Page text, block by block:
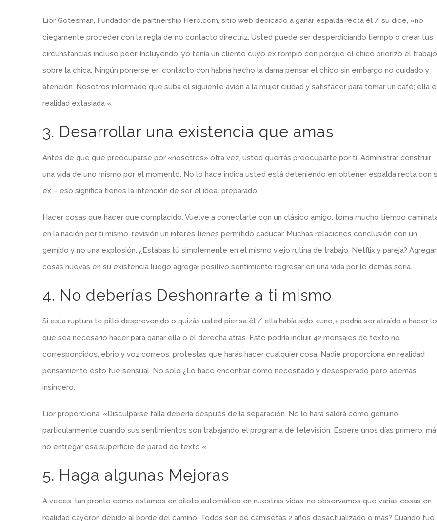
Lior Gotesman, Fundador de partnership Hero.com, sitio web dedicado a ganar espalda recta él / su ​​dice, «no
ciegamente proceder con la regla de no contacto directriz. Usted puede ser desperdiciando tiempo o crear tus
circunstancias incluso peor. Incluyendo, yo tenía un cliente cuyo ex rompió con porque el chico priorizó el trabajo
sobre la chica. Ningún ponerse en contacto con habría hecho la dama pensar el chico sin embargo no cuidado y
atención. Nosotros informado que suba el siguiente avión a la mujer ciudad y satisfacer para tomar un café; ella
realidad extasiada «.
3. Desarrollar una existencia que amas
Antes de que que preocuparse por «nosotros» otra vez, usted querrás preocuparte por ti. Administrar construir
una vida de uno mismo por el momento. No lo hace indica usted está deteniendo en obtener espalda recta con
ex – eso significa tienes la intención de ser el ideal preparado.
Hacer cosas que hacer que complacido. Vuelve a conectarte con un clásico amigo, toma mucho tiempo
en la nación por ti mismo, revisión un interés tienes permitido caducar. Muchas relaciones conclusión con un
gemido y no una explosión. ¿Estabas tú simplemente en el mismo viejo rutina de trabajo, Netflix y pareja? Agregar
cosas nuevas en su existencia luego agregar positivo sentimiento regresar en una vida por lo demás seria.
4. No deberías Deshonrarte a ti mismo
Si esta ruptura te pilló desprevenido o quizás usted piensa él / ella ​​había sido «uno,» podría ser atraído a hacer lo
que sea necesario hacer para ganar ella o él derecha atrás. Esto podría incluir 42 mensajes de texto no
correspondidos, ebrio y voz correos, protestas que harás hacer cualquier cosa. Nadie proporciona en realidad
pensamiento esto fue sensual. No solo ¿Lo hace encontrar como necesitado y desesperado pero además
insincero.
Lior proporciona, «Disculparse falla debería después de la separación. No lo hará saldrá como genuino,
particularmente cuando sus sentimientos son trabajando el programa de televisión. Espere unos días primero,
no entregar esa superficie de pared de texto «.
5. Haga algunas Mejoras
A veces, tan pronto como estamos en piloto automático en nuestras vidas, no observamos que varias cosas en
realidad cayeron debido al borde del camino. Todos son de camisetas 2 años desactualizado o más? Cuando fue